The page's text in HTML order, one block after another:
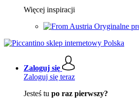
Więcej inspiracji
Oryginalne
Zaloguj się
Zaloguj się teraz
Jesteś tu po raz pierwszy?